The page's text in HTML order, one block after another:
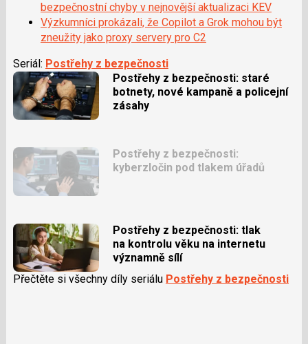
bezpečnostní chyby v nejnovější aktualizaci KEV
Výzkumníci prokázali, že Copilot a Grok mohou být
zneužity jako proxy servery pro C2
Seriál: Postřehy z bezpečnosti
Postřehy z bezpečnosti: staré
botnety, nové kampaně a policejní
zásahy
Postřehy z bezpečnosti:
kyberzločin pod tlakem úřadů
Postřehy z bezpečnosti: tlak
na kontrolu věku na internetu
významně sílí
Přečtěte si všechny díly seriálu Postřehy z bezpečnosti